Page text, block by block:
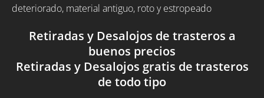
deteriorado, material antiguo, roto y estropeado
Retiradas y Desalojos de trasteros a
buenos precios
Retiradas y Desalojos gratis de trasteros
de todo tipo